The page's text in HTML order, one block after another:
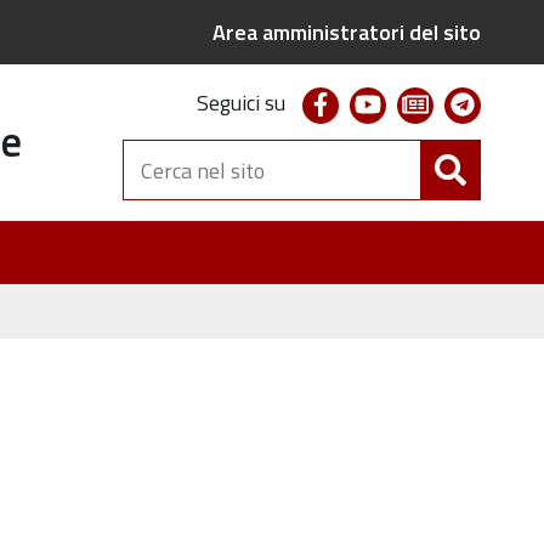
Area amministratori del sito
Seguici su facebookyoutubenewsletter
Cerca
nel
sito